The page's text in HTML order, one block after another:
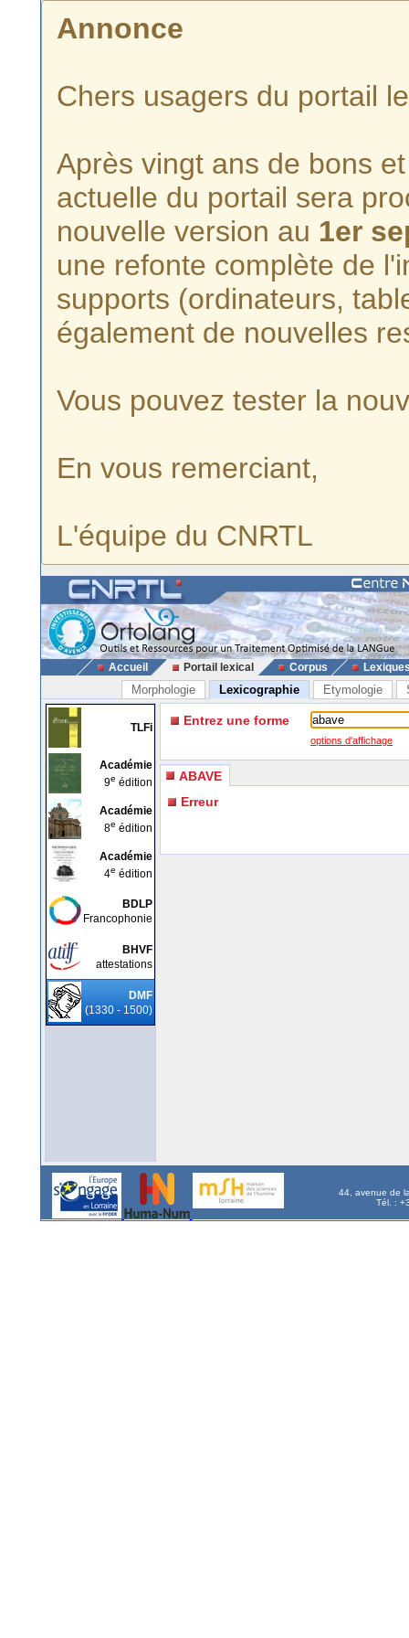
Annonce
Chers usagers du portail
Après vingt ans de bons
actuelle du portail sera
nouvelle version au 1er
une refonte complète de
supports (ordinateurs,
également de nouvelles
Vous pouvez tester la
En vous remerciant,
L'équipe du CNRTL
Accueil Portail lexical Corpus
Morphologie Lexicographie Etymologie
TLFi
Académie
9e édition
Académie
8e édition
Académie
4e édition
BDLP
Francophonie
BHVF
attestations
DMF
(1330 - 1500)
Entrez une forme
options d'affichage
ABAVE
Erreur
44, avenue de
Tél. :